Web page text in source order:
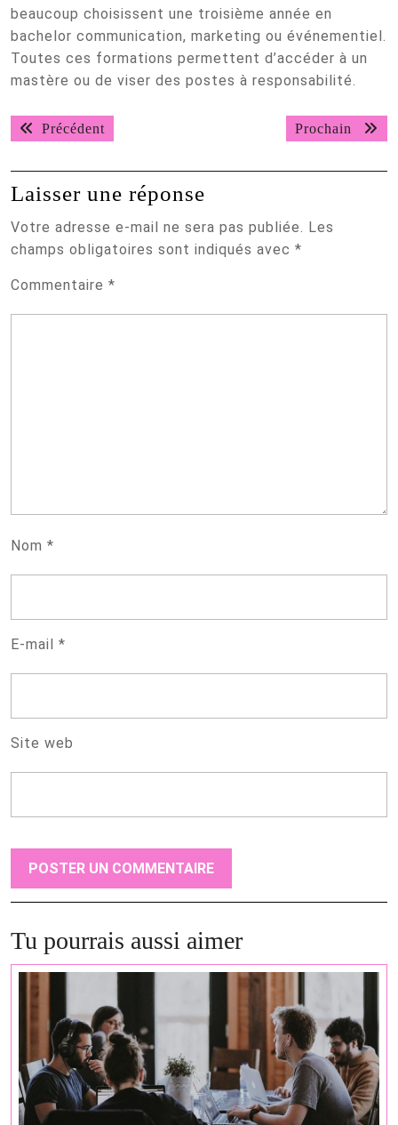
beaucoup choisissent une troisième année en
bachelor communication, marketing ou événementiel.
Toutes ces formations permettent d’accéder à un
mastère ou de viser des postes à responsabilité.
Navigation
de
l’article
Précédent Prochain
Laisser une réponse
Votre adresse e-mail ne sera pas publiée. Les
champs obligatoires sont indiqués avec *
Commentaire *
Nom *
E-mail *
Site web
Tu pourrais aussi aimer